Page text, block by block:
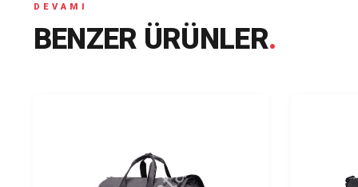
DEVAMI
BENZER ÜRÜNLER.